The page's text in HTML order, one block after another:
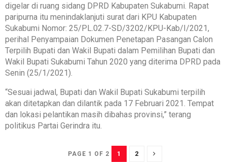
digelar di ruang sidang DPRD Kabupaten Sukabumi. Rapat
paripurna itu menindaklanjuti surat dari KPU Kabupaten
Sukabumi Nomor: 25/PL.02.7-SD/3202/KPU-Kab/I/2021,
perihal Penyampaian Dokumen Penetapan Pasangan Calon
Terpilih Bupati dan Wakil Bupati dalam Pemilihan Bupati dan
Wakil Bupati Sukabumi Tahun 2020 yang diterima DPRD pada
Senin (25/1/2021).
“Sesuai jadwal, Bupati dan Wakil Bupati Sukabumi terpilih
akan ditetapkan dan dilantik pada 17 Februari 2021. Tempat
dan lokasi pelantikan masih dibahas provinsi,” terang
politikus Partai Gerindra itu.
PAGE 1 OF 2 1 2